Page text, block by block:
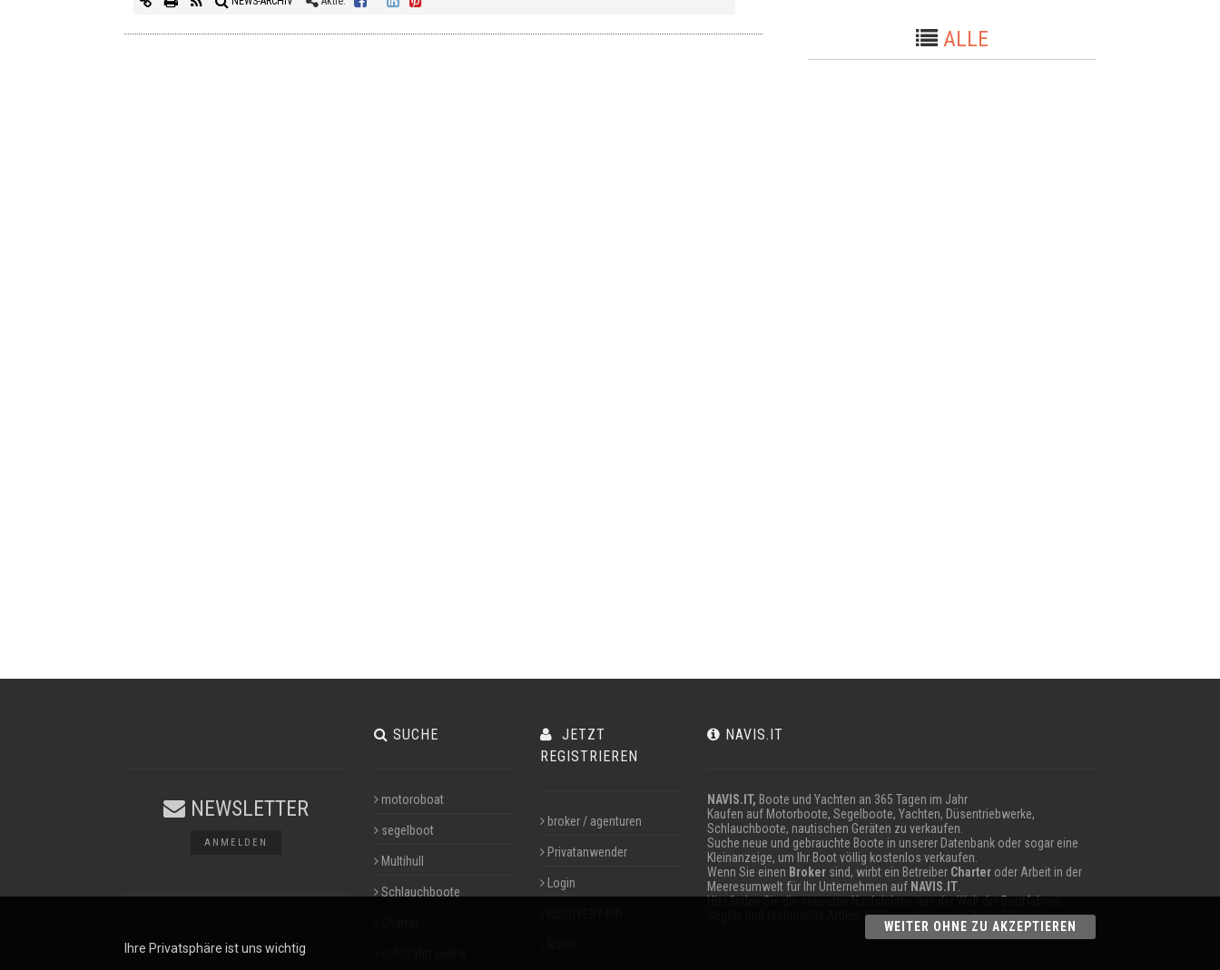
ALLE
NEWSLETTER
ANMELDEN
SUCHE
motoroboat
segelboot
Multihull
Schlauchboote
JETZT
REGISTRIEREN
broker / agenturen
Privatanwender
Login
NAVIS.IT
NAVIS.IT, Boote und Yachten an 365 Tagen im Jahr
Kaufen auf Motorboote, Segelboote, Yachten, Düsentriebwerke,
Schlauchboote, nautischen Geräten zu verkaufen.
Suche neue und gebrauchte Boote in unserer Datenbank oder sogar eine
Kleinanzeige, um Ihr Boot völlig kostenlos verkaufen.
Wenn Sie einen Brokersind, wirbt ein Betreiber Charteroder Arbeit in der
Meeresumwelt für Ihr Unternehmen auf NAVIS.IT.
Hier finden Sie die neuesten Nachrichten aus der Welt der Bootfahren,
Segeln und technische Artikel; bleiben mit unserem Newsletter.
WEITER OHNE ZU AKZEPTIEREN
Ihre Privatsphäre ist uns wichtig